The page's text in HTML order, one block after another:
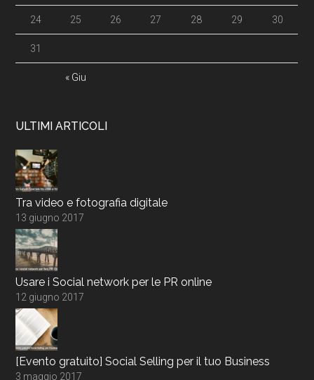
« Giu
24 25 26 27 28 29 30
31
ULTIMI ARTICOLI
Tra video e fotografia digitale
13 giugno 2017
Usare i Social network per le PR online
12 giugno 2017
[Evento gratuito] Social Selling per il tuo Business
3 maggio 2017